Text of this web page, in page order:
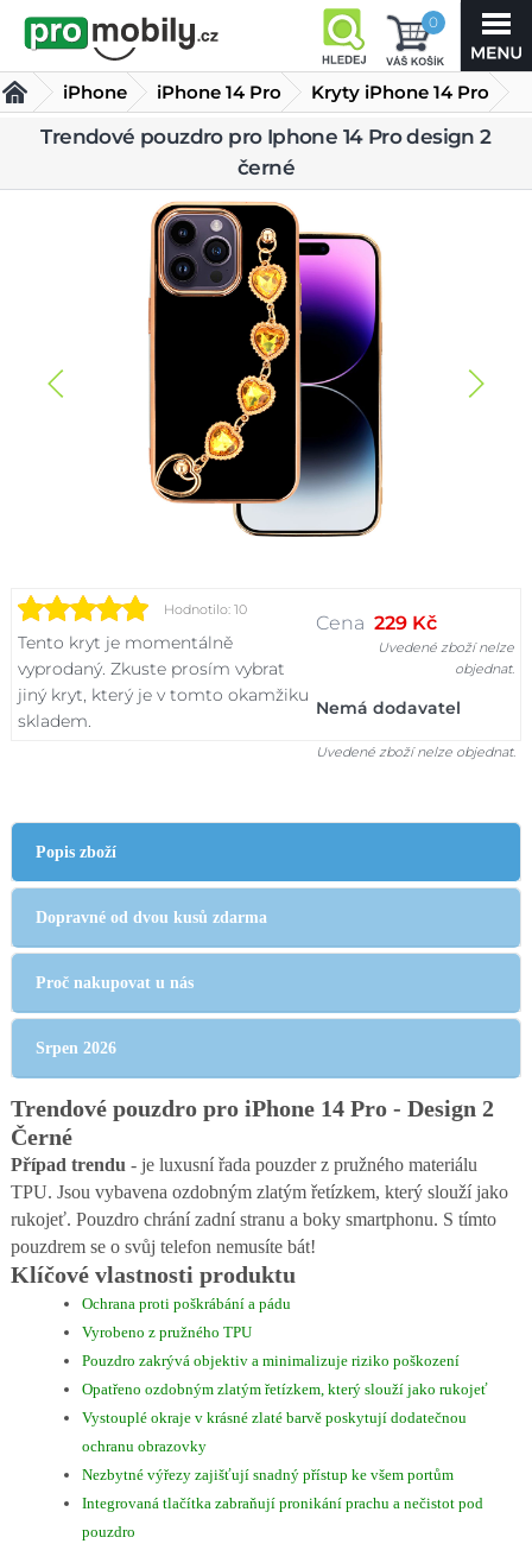
0
iPhone iPhone 14 Pro Kryty iPhone 14 Pro
Trendové pouzdro pro Iphone 14 Pro design 2 černé
Trendové pouzdro pro Iphone 14 Pro design 2
černé
Hodnotilo: 10
Tento kryt je momentálně
vyprodaný. Zkuste prosím vybrat
jiný kryt, který je v tomto okamžiku
skladem.
Cena 229 Kč
Uvedené zboží nelze
objednat.
Nemá dodavatel
Uvedené zboží nelze objednat.
Popis zboží
Dopravné od dvou kusů zdarma
Proč nakupovat u nás
Srpen 2026
Trendové pouzdro pro iPhone 14 Pro - Design 2
Černé
Případ trendu - je luxusní řada pouzder z pružného materiálu
TPU. Jsou vybavena ozdobným zlatým řetízkem, který slouží jako
rukojeť. Pouzdro chrání zadní stranu a boky smartphonu. S tímto
pouzdrem se o svůj telefon nemusíte bát!
Klíčové vlastnosti produktu
Ochrana proti poškrábání a pádu
Vyrobeno z pružného TPU
Pouzdro zakrývá objektiv a minimalizuje riziko poškození
Opatřeno ozdobným zlatým řetízkem, který slouží jako rukojeť
Vystouplé okraje v krásné zlaté barvě poskytují dodatečnou
ochranu obrazovky
Nezbytné výřezy zajišťují snadný přístup ke všem portům
Integrovaná tlačítka zabraňují pronikání prachu a nečistot pod
pouzdro